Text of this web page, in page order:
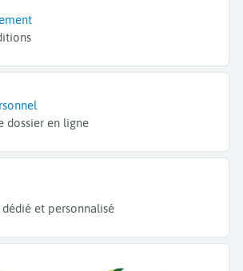
dossier en ligne
dédié et personnalisé